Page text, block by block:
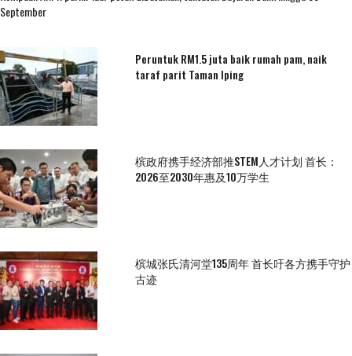
September
Peruntuk RM1.5 juta baik rumah pam, naik
taraf parit Taman Iping
槟政府携手经济部推STEM人才计划 首长：
2026至2030年惠及10万学生
槟城张氏清河堂135周年 首长吁各方携手守护
古迹